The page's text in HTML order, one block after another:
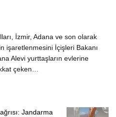
İzmir, Adana ve son olarak
işaretlenmesini İçişleri Bakanı
Alevi yurttaşların evlerine
çeken…
Jandarma